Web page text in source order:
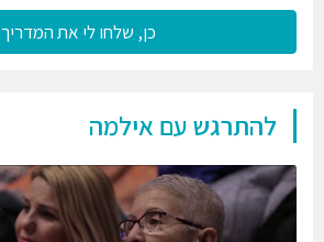
כן, שלחו לי את המדריך
להתרגש עם אילמה